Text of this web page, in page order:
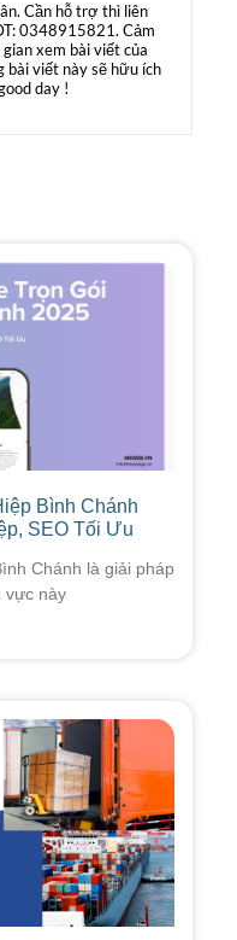
Cần hỗ trợ thì liên
0348915821. Cảm
xem bài viết của
bài viết này sẽ hữu ích
day !
Bình Chánh
SEO Tối Ưu
Chánh là giải pháp
vực này